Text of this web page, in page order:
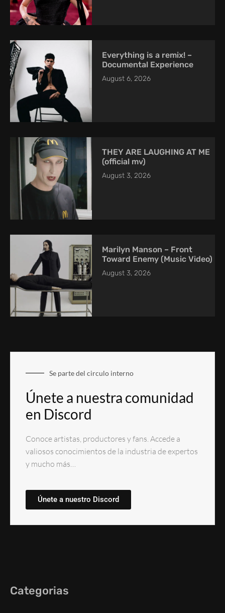
Everything is a remix! –
Documental Experience
August 6, 2026
THEY ARE LAUGHING AT ME
(official mv)
August 3, 2026
Marilyn Manson – Front
Toward Enemy (Music Video)
August 3, 2026
Se parte del circulo interno
Únete a nuestra comunidad
en Discord
Conoce artistas, productores y fans. Accede a
valiosos conocimientos de la industria de expertos
y mucho más…
Únete a nuestro Discord
Categorias